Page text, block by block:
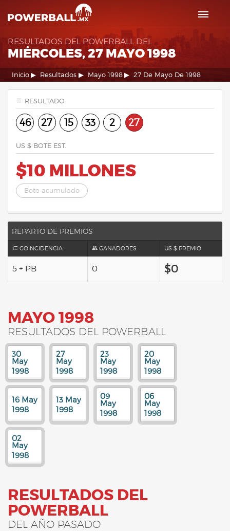
RESULTADOS DEL POWERBALL DEL
MIÉRCOLES, 27 MAYO 1998
Inicio Resultados Mayo 1998 27 De Mayo De 1998
RESULTADO
46 27 15 33 2 27
US $ BOTE EST.
$10 MILLONES
Bote acumulado
REPARTO DE PREMIOS
COINCIDENCIA GANADORES US $ PREMIO
5 + PB 0 $0
MAYO 1998
RESULTADOS DEL POWERBALL
30
May
1998
27
May
1998
23
May
1998
20
May
1998
16 May
1998
13 May
1998
09
May
1998
06
May
1998
02
May
1998
RESULTADOS DEL
POWERBALL
DEL AÑO PASADO